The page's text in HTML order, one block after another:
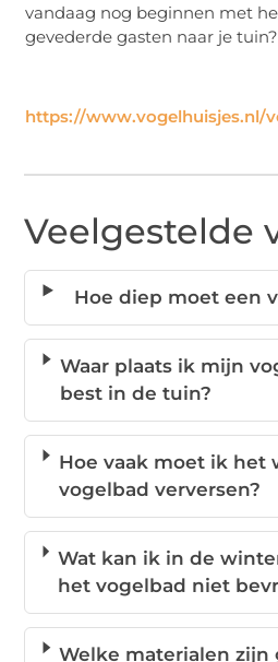
vandaag nog beginnen met
gevederde gasten naar je tuin?
https://www.vogelhuisjes.nl/
Veelgestelde
Hoe diep moet een
Waar plaats ik mijn
best in de tuin?
Hoe vaak moet ik het
vogelbad verversen?
Wat kan ik in de
het vogelbad niet
Welke materialen zijn